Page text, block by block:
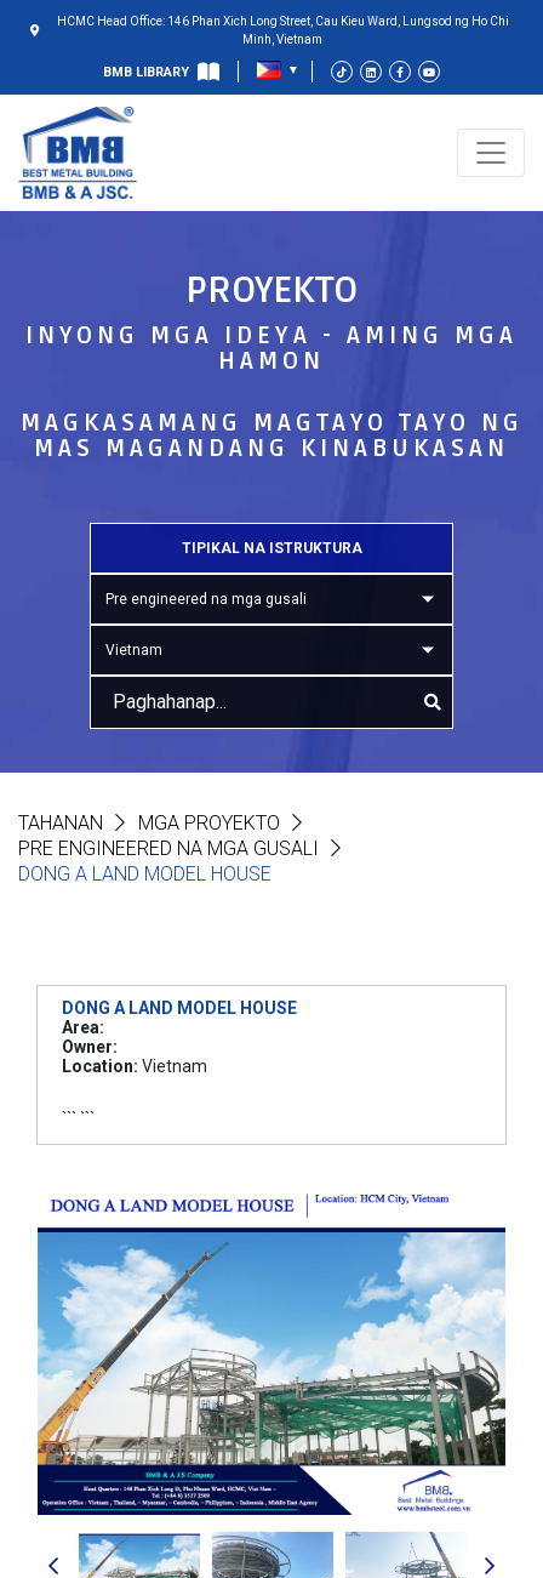
HCMC Head Office: 146 Phan Xich Long Street, Cau Kieu Ward, Lungsod ng Ho Chi
Minh, Vietnam
BMB LIBRARY
PROYEKTO
INYONG MGA IDEYA - AMING MGA
HAMON
MAGKASAMANG MAGTAYO TAYO NG
MAS MAGANDANG KINABUKASAN
TIPIKAL NA ISTRUKTURA
Pre engineered na mga gusali
Vietnam
TAHANAN
MGA PROYEKTO
PRE ENGINEERED NA MGA GUSALI
DONG A LAND MODEL HOUSE
DONG A LAND MODEL HOUSE
Area:
Owner:
Location: Vietnam
``` ```